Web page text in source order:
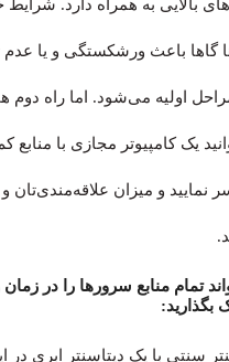
بالایی به همراه دارد. شرایط
گاها باعث ورشکستگی و یا
اولیه می‌شود. اما راه دوم
یک کامپیوتر مجازی با منابع
نمایید و میزان علاقه‌مندی‌تان و
تمام منابع سرورها را در
بگذارید:
سنتی با یک دیتاسنتر ابری در